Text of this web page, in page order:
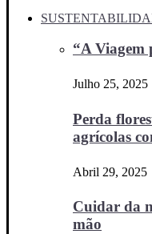
“A Viagem
Julho 25, 2025
Perda
agrícolas
Abril 29, 2025
Cuidar da
mão